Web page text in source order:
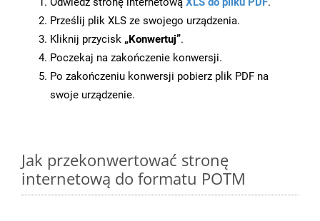
Prześlij plik XLS ze swojego urządzenia.
Kliknij przycisk „Konwertuj”.
Poczekaj na zakończenie konwersji.
Po zakończeniu konwersji pobierz plik PDF na
swoje urządzenie.
Jak przekonwertować stronę
internetową do formatu POTM